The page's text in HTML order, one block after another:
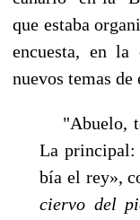
que estaba
encuesta, en la
nuevos temas
"Abuelo,
La principal:
bía el rey»,
ciervo del